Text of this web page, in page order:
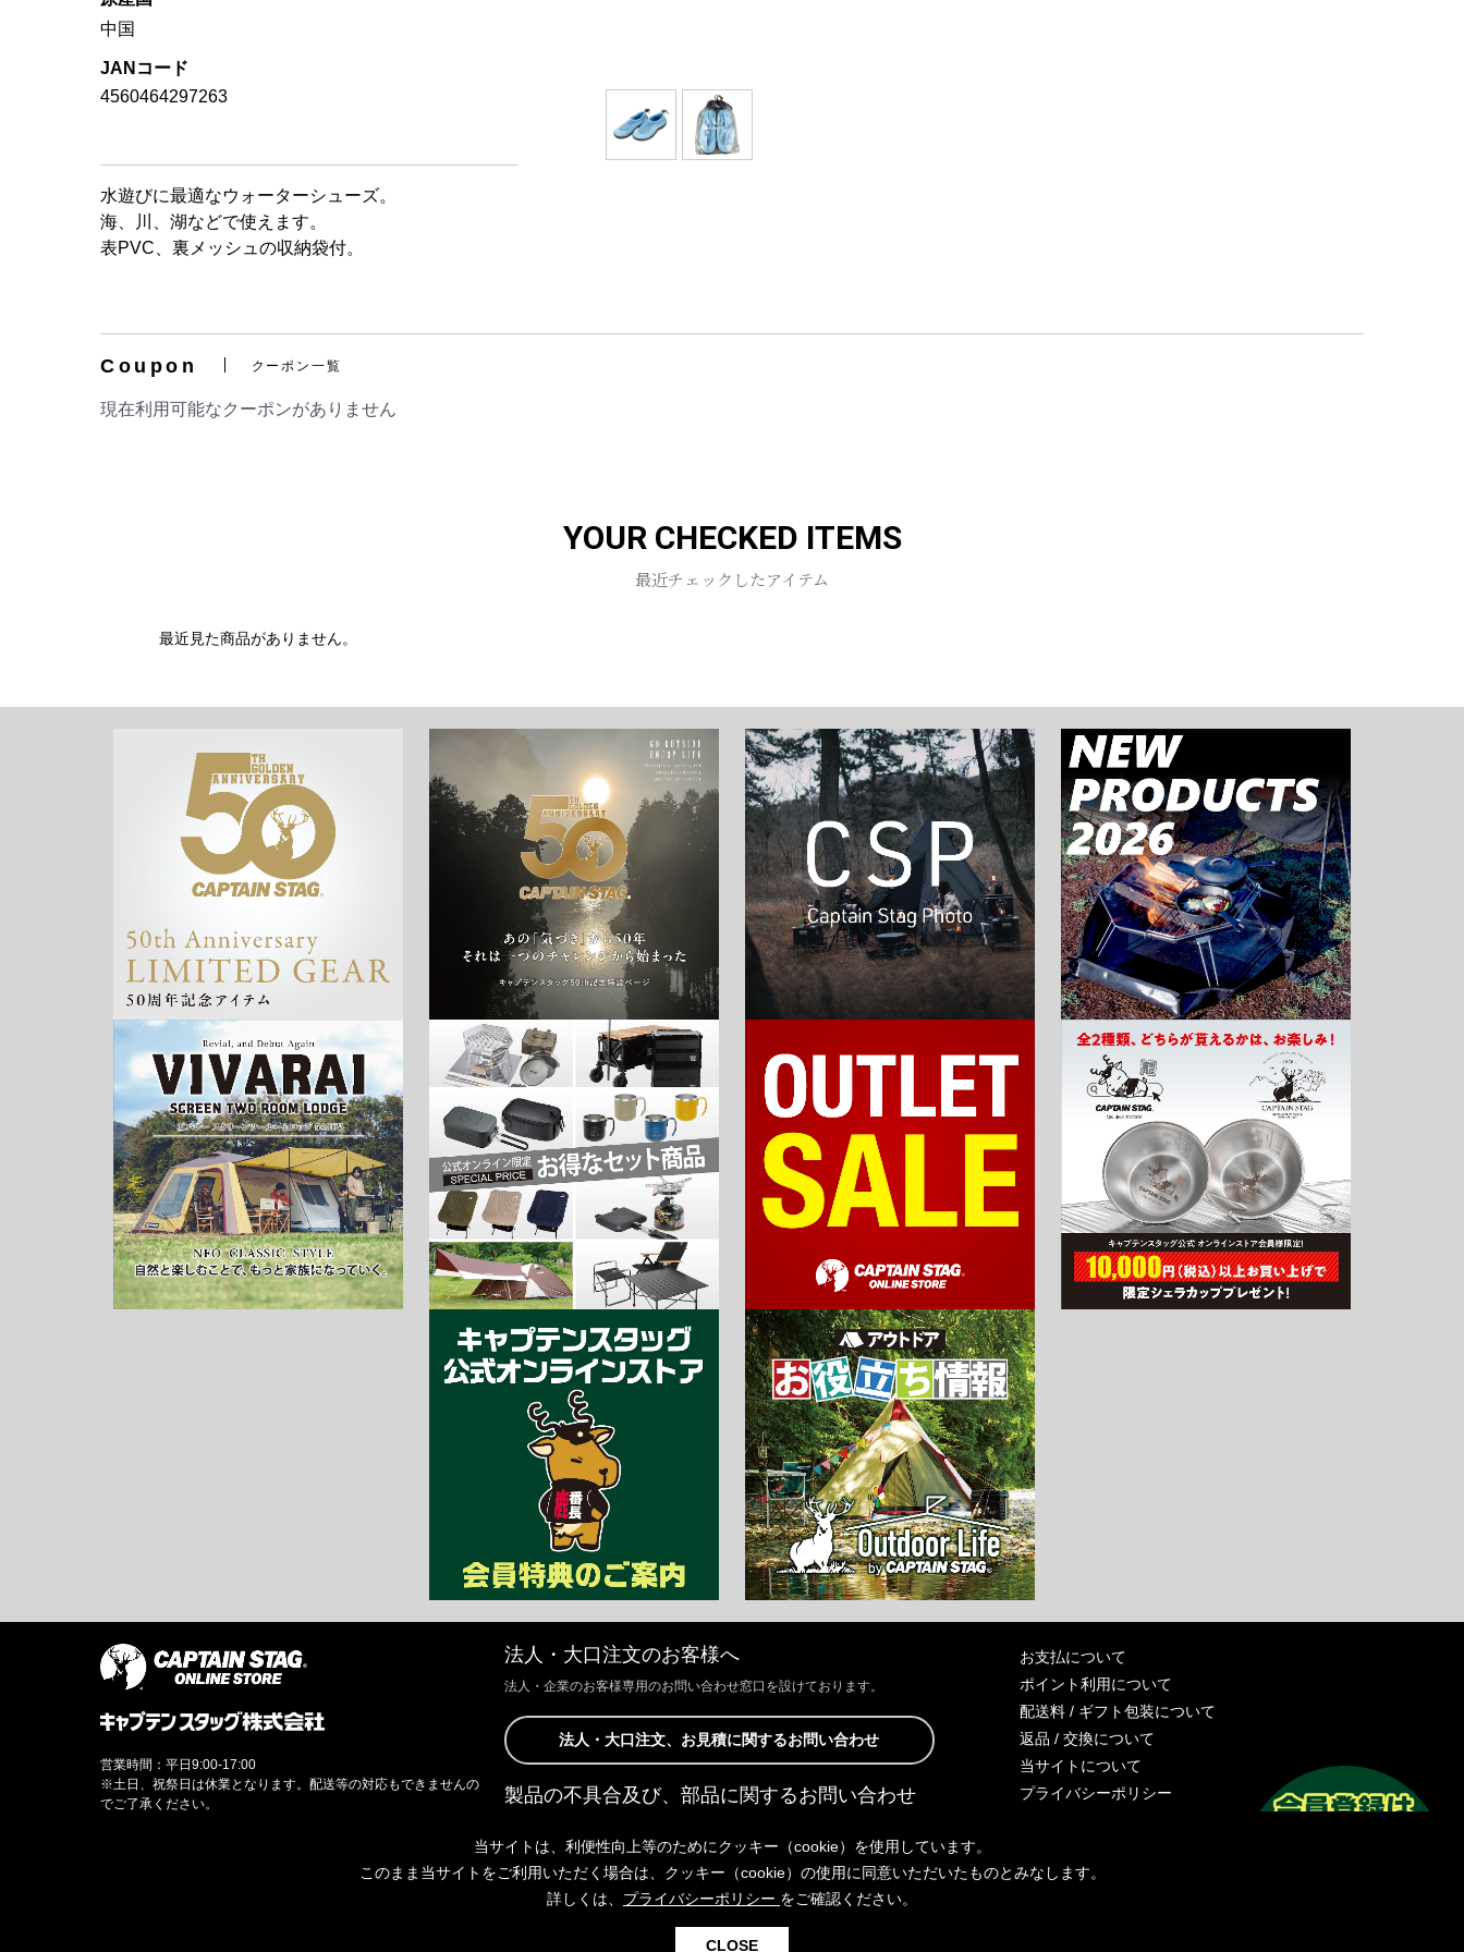
お買い物を続ける カートへ進む
中国
JANコード
4560464297263
水遊びに最適なウォーターシューズ。
海、川、湖などで使えます。
表PVC、裏メッシュの収納袋付。
Coupon クーポン一覧
現在利用可能なクーポンがありません
YOUR CHECKED ITEMS
最近チェックしたアイテム
最近見た商品がありません。
法人・大口注文のお客様へ
法人・企業のお客様専用のお問い合わせ窓口を設けております。
法人・大口注文、お見積に関するお問い合わせ
製品の不具合及び、部品に関するお問い合わせ
きましては、Webサイトにて承っております。
以下よりご連絡ください。
お支払について
ポイント利用について
配送料 / ギフト包装について
返品 / 交換について
当サイトについて
プライバシーポリシー
お問い合わせ
営業時間：平日9:00-17:00
※土日、祝祭日は休業となります。配送等の対応もできませんの
でご了承ください。
当サイトは、利便性向上等のためにクッキー（cookie）を使用しています。
このまま当サイトをご利用いただく場合は、クッキー（cookie）の使用に同意いただいたものとみなします。
詳しくは、 プライバシーポリシー をご確認ください。
CLOSE